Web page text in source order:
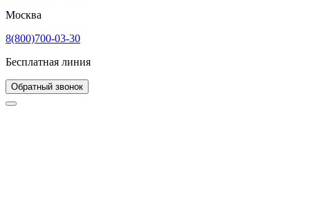
Москва
8(800)700-03-30
Бесплатная линия
Обратный звонок